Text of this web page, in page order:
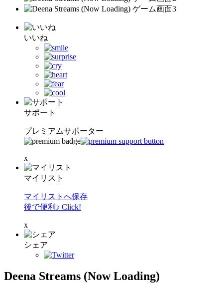
いいね
サポート
プレミアムサポーター
x
マイリスト
マイリストへ保存
後で便利♪ Click!
x
シェア
Deena Streams (Now Loading)